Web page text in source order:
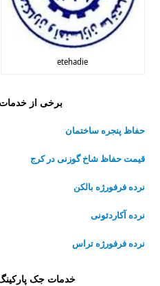
etehadie
برخی از
حفاظ پنجره ساختمان
قیمت حفاظ شاخ گوزنی در کرج
نرده فرفورژه بالکن
نرده آکاردئونی
نرده فرفورژه تراس
خدمات جک